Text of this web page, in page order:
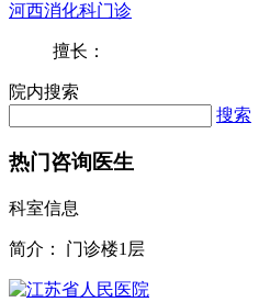
河西消化科门诊
擅长：
院内搜索
搜索
热门咨询医生
科室信息
简介： 门诊楼1层